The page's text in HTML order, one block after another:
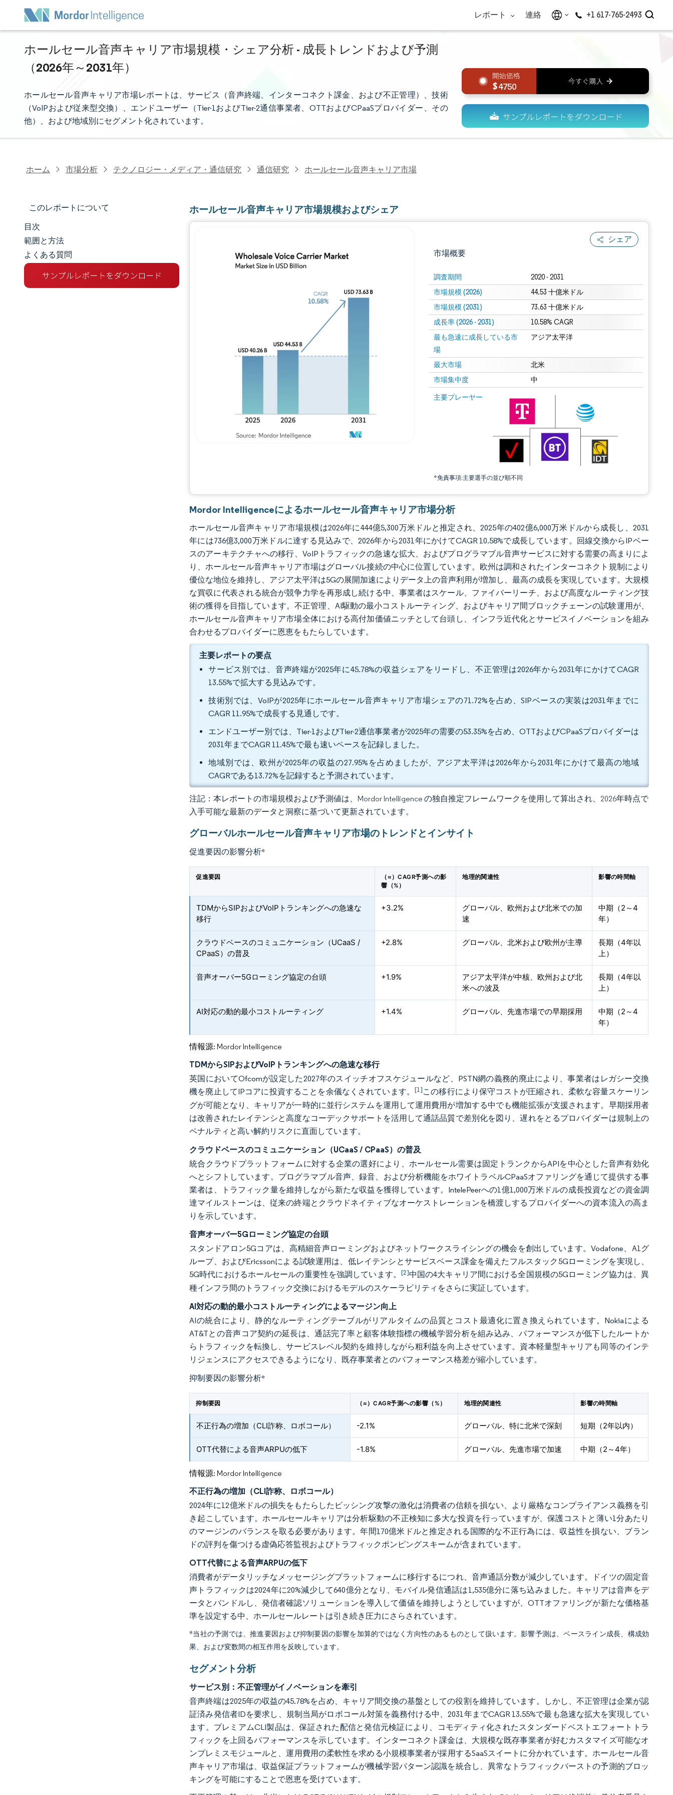
レポート 連絡 +1 617-765-2493
ホールセール音声キャリア市場規模・シェア分析 - 成長トレンドおよび予測
（2026年～2031年）
ホールセール音声キャリア市場レポートは、サービス（音声終端、インターコネクト課金、および不正管理）、技術
（VoIPおよび従来型交換）、エンドユーザー（Tier-1およびTier-2通信事業者、OTTおよびCPaaSプロバイダー、その
他）、および地域別にセグメント化されています。
4750
ホーム 市場分析 テクノロジー・メディア・通信研究 通信研究 ホールセール音声キャリア市場
このレポートについて
市場規模とシェア
市場分析
トレンドとインサイト
目次
範囲と方法
よくある質問
ホールセール音声キャリア市場規模およびシェア
シェア
市場概要
調査期間 2020 - 2031
市場規模 (2026) 44.53 十億米ドル
市場規模 (2031) 73.63 十億米ドル
成長率 (2026 - 2031) 10.58% CAGR
最も急速に成長している市
場
アジア太平洋
最大市場 北米
市場集中度 中
主要プレーヤー
*免責事項:主要選手の並び順不同
画像 © Mordor Intelligence。再利用にはCC BY 4.0の表示が必要です。
画像 © Mordor Intelligence。再利用にはCC BY 4.0の表示が必要です。
Mordor Intelligenceによるホールセール音声キャリア市場分析
ホールセール音声キャリア市場規模は2026年に444億5,300万米ドルと推定され、2025年の402億6,000万米ドルから成長し、2031
年には736億3,000万米ドルに達する見込みで、2026年から2031年にかけてCAGR 10.58%で成長しています。回線交換からIPベー
スのアーキテクチャへの移行、VoIPトラフィックの急速な拡大、およびプログラマブル音声サービスに対する需要の高まりによ
り、ホールセール音声キャリア市場はグローバル接続の中心に位置しています。欧州は調和されたインターコネクト規制により
優位な地位を維持し、アジア太平洋は5Gの展開加速によりデータ上の音声利用が増加し、最高の成長を実現しています。大規模
な買収に代表される統合が競争力学を再形成し続ける中、事業者はスケール、ファイバーリーチ、および高度なルーティング技
術の獲得を目指しています。不正管理、AI駆動の最小コストルーティング、およびキャリア間ブロックチェーンの試験運用が、
ホールセール音声キャリア市場全体における高付加価値ニッチとして台頭し、インフラ近代化とサービスイノベーションを組み
合わせるプロバイダーに恩恵をもたらしています。
主要レポートの要点
サービス別では、音声終端が2025年に45.78%の収益シェアをリードし、不正管理は2026年から2031年にかけてCAGR
13.55%で拡大する見込みです。
技術別では、VoIPが2025年にホールセール音声キャリア市場シェアの71.72%を占め、SIPベースの実装は2031年までに
CAGR 11.95%で成長する見通しです。
エンドユーザー別では、Tier-1およびTier-2通信事業者が2025年の需要の53.35%を占め、OTTおよびCPaaSプロバイダーは
2031年までCAGR 11.45%で最も速いペースを記録しました。
地域別では、欧州が2025年の収益の27.95%を占めましたが、アジア太平洋は2026年から2031年にかけて最高の地域
CAGRである13.72%を記録すると予測されています。
注記：本レポートの市場規模および予測値は、Mordor Intelligence の独自推定フレームワークを使用して算出され、2026年時点で
入手可能な最新のデータと洞察に基づいて更新されています。
グローバルホールセール音声キャリア市場のトレンドとインサイト
促進要因の影響分析*
促進要因
（≈）CAGR予測への影
響（%）
地理的関連性 影響の時間軸
TDMからSIPおよびVoIPトランキングへの急速な
移行
+3.2%
グローバル、欧州および北米での加
速
中期（2～4
年）
クラウドベースのコミュニケーション（UCaaS /
CPaaS）の普及
+2.8% グローバル、北米および欧州が主導
長期（4年以
上）
音声オーバー5Gローミング協定の台頭 +1.9%
アジア太平洋が中核、欧州および北
米への波及
長期（4年以
上）
AI対応の動的最小コストルーティング +1.4% グローバル、先進市場での早期採用
中期（2～4
年）
情報源: Mordor Intelligence
TDMからSIPおよびVoIPトランキングへの急速な移行
英国においてOfcomが設定した2027年のスイッチオフスケジュールなど、PSTN網の義務的廃止により、事業者はレガシー交換
機を廃止してIPコアに投資することを余儀なくされています。[1]この移行により保守コストが圧縮され、柔軟な容量スケーリン
グが可能となり、キャリアが一時的に並行システムを運用して運用費用が増加する中でも機能拡張が支援されます。早期採用者
は改善されたレイテンシと高度なコーデックサポートを活用して通話品質で差別化を図り、遅れをとるプロバイダーは規制上の
ペナルティと高い解約リスクに直面しています。
クラウドベースのコミュニケーション（UCaaS / CPaaS）の普及
統合クラウドプラットフォームに対する企業の選好により、ホールセール需要は固定トランクからAPIを中心とした音声有効化
へとシフトしています。プログラマブル音声、録音、および分析機能をホワイトラベルCPaaSオファリングを通じて提供する事
業者は、トラフィック量を維持しながら新たな収益を獲得しています。IntelePeerへの1億1,000万米ドルの成長投資などの資金調
達マイルストーンは、従来の終端とクラウドネイティブなオーケストレーションを橋渡しするプロバイダーへの資本流入の高ま
りを示しています。
音声オーバー5Gローミング協定の台頭
スタンドアロン5Gコアは、高精細音声ローミングおよびネットワークスライシングの機会を創出しています。Vodafone、A1グ
ループ、およびEricssonによる試験運用は、低レイテンシとサービスベース課金を備えたフルスタック5Gローミングを実現し、
5G時代におけるホールセールの重要性を強調しています。 [2]中国の4大キャリア間における全国規模の5Gローミング協力は、異
種インフラ間のトラフィック交換におけるモデルのスケーラビリティをさらに実証しています。
AI対応の動的最小コストルーティングによるマージン向上
AIの統合により、静的なルーティングテーブルがリアルタイムの品質とコスト最適化に置き換えられています。Nokiaによる
AT&Tとの音声コア契約の延長は、通話完了率と顧客体験指標の機械学習分析を組み込み、パフォーマンスが低下したルートか
らトラフィックを転換し、サービスレベル契約を維持しながら粗利益を向上させています。資本軽量型キャリアも同等のインテ
リジェンスにアクセスできるようになり、既存事業者とのパフォーマンス格差が縮小しています。
抑制要因の影響分析*
抑制要因 （≈）CAGR予測への影響（%） 地理的関連性 影響の時間軸
不正行為の増加（CLI詐称、ロボコール） -2.1% グローバル、特に北米で深刻 短期（2年以内）
OTT代替による音声ARPUの低下 -1.8% グローバル、先進市場で加速 中期（2～4年）
情報源: Mordor Intelligence
不正行為の増加（CLI詐称、ロボコール）
2024年に12億米ドルの損失をもたらしたビッシング攻撃の激化は消費者の信頼を損ない、より厳格なコンプライアンス義務を引
き起こしています。ホールセールキャリアは分析駆動の不正検知に多大な投資を行っていますが、保護コストと薄い1分あたり
のマージンのバランスを取る必要があります。年間170億米ドルと推定される国際的な不正行為には、収益性を損ない、ブラン
ドの評判を傷つける虚偽応答監視およびトラフィックポンピングスキームが含まれています。
OTT代替による音声ARPUの低下
消費者がデータリッチなメッセージングプラットフォームに移行するにつれ、音声通話分数が減少しています。ドイツの固定音
声トラフィックは2024年に20%減少して640億分となり、モバイル発信通話は1,535億分に落ち込みました。キャリアは音声をデ
ータとバンドルし、発信者確認ソリューションを導入して価値を維持しようとしていますが、OTTオファリングが新たな価格基
準を設定する中、ホールセールレートは引き続き圧力にさらされています。
*当社の予測では、推進要因および抑制要因の影響を加算的ではなく方向性のあるものとして扱います。影響予測は、ベースライン成長、構成効
果、および変数間の相互作用を反映しています。
セグメント分析
サービス別：不正管理がイノベーションを牽引
音声終端は2025年の収益の45.78%を占め、キャリア間交換の基盤としての役割を維持しています。しかし、不正管理は企業が認
証済み発信者IDを要求し、規制当局がロボコール対策を義務付ける中、2031年までCAGR 13.55%で最も急速な拡大を実現してい
ます。プレミアムCLI製品は、保証された配信と発信元検証により、コモディティ化されたスタンダードベストエフォートトラ
フィックを上回るパフォーマンスを示しています。インターコネクト課金は、大規模な既存事業者が好むカスタマイズ可能なオ
ンプレミスモジュールと、運用費用の柔軟性を求める小規模事業者が採用するSaaSスイートに分かれています。ホールセール音
声キャリア市場は、収益保証プラットフォームが機械学習パターン認識を統合し、異常なトラフィックバーストの予測的ブロッ
キングを可能にすることで恩恵を受けています。